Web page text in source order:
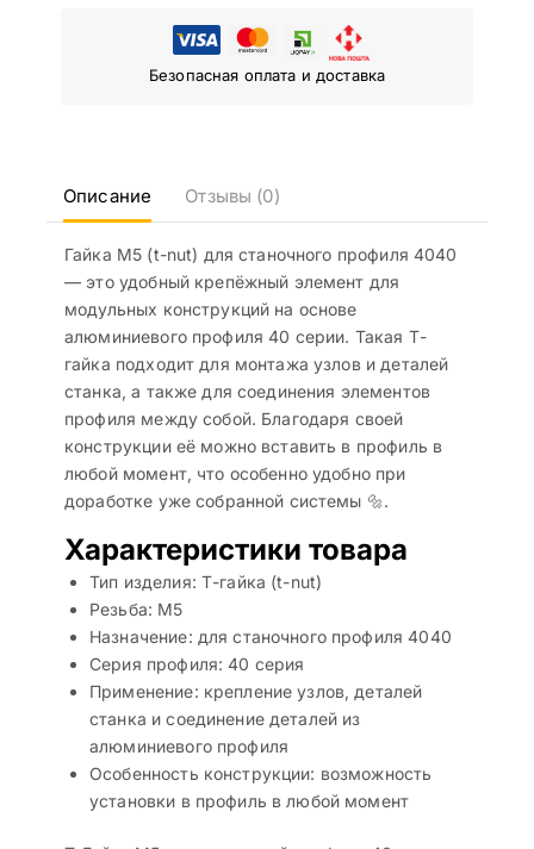
Безопасная оплата и доставка
Описание Отзывы (0)
Гайка М5 (t-nut) для станочного профиля 4040
— это удобный крепёжный элемент для
модульных конструкций на основе
алюминиевого профиля 40 серии. Такая Т-
гайка подходит для монтажа узлов и деталей
станка, а также для соединения элементов
профиля между собой. Благодаря своей
конструкции её можно вставить в профиль в
любой момент, что особенно удобно при
доработке уже собранной системы 🔩.
Характеристики товара
Тип изделия: Т-гайка (t-nut)
Резьба: М5
Назначение: для станочного профиля 4040
Серия профиля: 40 серия
Применение: крепление узлов, деталей
станка и соединение деталей из
алюминиевого профиля
Особенность конструкции: возможность
установки в профиль в любой момент